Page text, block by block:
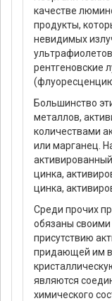
качестве
продукты,
невидимых
рентгеновские
Большинство
металлов,
количествами
или марганец.
цинка,
цинка,
Среди прочих
обязаны
присутствию
придающей им
являются
химического